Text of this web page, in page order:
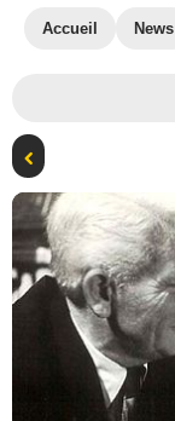
Accueil News